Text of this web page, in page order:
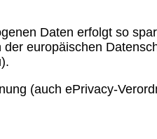
Daten erfolgt so
europäischen
(auch ePrivacy-